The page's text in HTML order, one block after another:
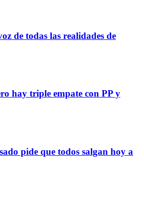
de todas las realidades de
hay triple empate con PP y
pide que todos salgan hoy a